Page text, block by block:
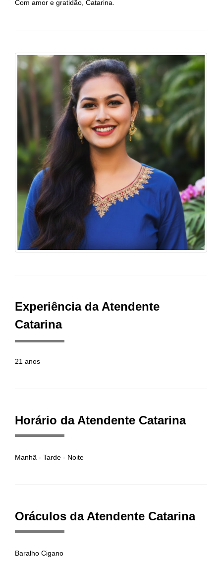
Com amor e gratidão, Catarina.
Experiência da Atendente
Catarina
21 anos
Horário da Atendente Catarina
Manhã - Tarde - Noite
Oráculos da Atendente Catarina
Baralho Cigano